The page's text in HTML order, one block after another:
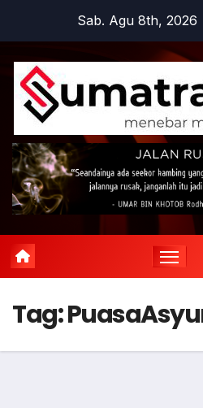
content
Sab. Agu 8th, 2026
Tag: